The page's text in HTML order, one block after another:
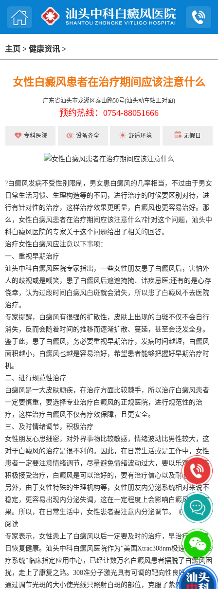
主页 > 健康资讯 >
女性白癜风患者在治疗期间应该注意什么
广东省汕头市龙湖区泰山路50号(汕头动车站正对面)
预约热线：0754-88051666
专科医院 设备齐全 舒适环境 无假日
?白癜风发病不受性别限制，男女患白癜风的几率相当，不过由于男女
日常生活习惯、生理构造等的不同，进行治疗的时候要区别对待，进
行有针对性的治疗，这样治疗效果更明显，白癜风也更容易治好。那
么，女性白癜风患者在治疗期间应该注意什么?针对这个问题，汕头中
科白癜风医院的专家关于这个问题给出了相关的回答。
治疗女性白癜风应注意以下事项：
一、重视早期治疗
汕头中科白癜风医院专家指出，一些女性朋友患了白癜风后，害怕外
人的歧视或是嘲笑，患了白癜风后遮遮掩掩、讳疾忌医;还有的是心存
侥幸，认为过段时间白癜风白斑就会消失，所以患了白癜风不去医院
治疗。
专家提醒，白癜风有很强的扩散性，皮肤上出现的白斑不仅不会自行
消失，反而会随着时间的推移而逐渐扩散、蔓延，甚至会泛发全身。
鉴于此，患了白癜风，务必要重视早期治疗，发病时间越短，白癜风
面积越小，白癜风也越是容易治好，希望患者能够把握好早期治疗时
机。
二、进行规范性治疗
白癜风是一大皮肤顽疾，在治疗方面比较棘手，所以治疗白癜风患者
一定要慎重，要选择专业治疗白癜风的正规医院，进行规范性的治
疗，这样治疗白癜风不仅有疗效保障，且更安全。
三、及时情绪调节，积极治疗
女性朋友心思细密，对外界事物比较敏感，情绪波动比男性较大，这
对于白癜风的治疗是很不利的。因此，在日常生活或是工作中，女性
患者一定要注意情绪调节，尽量避免情绪波动过大，要以乐观的心态
积极接受治疗，白癜风是可以治好的，要有治疗信心以及耐心。
另外，由于女性特殊的生理机构等，女性朋友内分泌系统相对来说不
稳定，更容易出现内分泌失调，这在一定程度上会影响白癜风治疗效
果。所以，在日常生活中，女性患者要注意内分泌调节。《《《推荐
阅读
专家表示，女性患上了白癜风以后一定要及时的治疗，早治疗才能早
日恢复健康。汕头中科白癜风医院作为“美国Xtrac308nm极速全激光诊
疗系统”临床指定应用中心，已经让数万名白癜风患者摆脱了白癜风困
扰，走上了康复之路。308准分子激光具有可调的靶向性良好的光斑，
通过调节光斑的大小使光线只照射白斑的部位，克服了紫外线对正常